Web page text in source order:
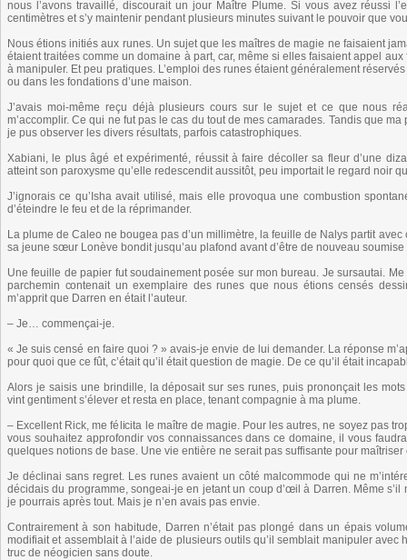
nous l’avons travaillé, discourait un jour Maître Plume. Si vous avez réussi
centimètres et s’y maintenir pendant plusieurs minutes suivant le pouvoir que
Nous étions initiés aux runes. Un sujet que les maîtres de magie ne faisaient
étaient traitées comme un domaine à part, car, même si elles faisaient appel
à manipuler. Et peu pratiques. L’emploi des runes étaient généralement
ou dans les fondations d’une maison.
J’avais moi-même reçu déjà plusieurs cours sur le sujet et ce que nous
m’accomplir. Ce qui ne fut pas le cas du tout de mes camarades. Tandis que
je pus observer les divers résultats, parfois catastrophiques.
Xabiani, le plus âgé et expérimenté, réussit à faire décoller sa fleur d’une
atteint son paroxysme qu’elle redescendit aussitôt, peu importait le regard noir
J’ignorais ce qu’Isha avait utilisé, mais elle provoqua une combustion
d’éteindre le feu et de la réprimander.
La plume de Caleo ne bougea pas d’un millimètre, la feuille de Nalys partit
sa jeune sœur Lonève bondit jusqu’au plafond avant d’être de nouveau
Une feuille de papier fut soudainement posée sur mon bureau. Je sursautai.
parchemin contenait un exemplaire des runes que nous étions censés
m’apprit que Darren en était l’auteur.
– Je… commençai-je.
« Je suis censé en faire quoi ? » avais-je envie de lui demander. La réponse
pour quoi que ce fût, c’était qu’il était question de magie. De ce qu’il était
Alors je saisis une brindille, la déposait sur ses runes, puis prononçait les
vint gentiment s’élever et resta en place, tenant compagnie à ma plume.
– Excellent Rick, me félicita le maître de magie. Pour les autres, ne soyez pas
vous souhaitez approfondir vos connaissances dans ce domaine, il vous
quelques notions de base. Une vie entière ne serait pas suffisante pour maîtriser
Je déclinai sans regret. Les runes avaient un côté malcommode qui ne
décidais du programme, songeai-je en jetant un coup d’œil à Darren. Même
je pourrais après tout. Mais je n’en avais pas envie.
Contrairement à son habitude, Darren n’était pas plongé dans un épais
modifiait et assemblait à l’aide de plusieurs outils qu’il semblait manipuler
truc de néogicien sans doute.